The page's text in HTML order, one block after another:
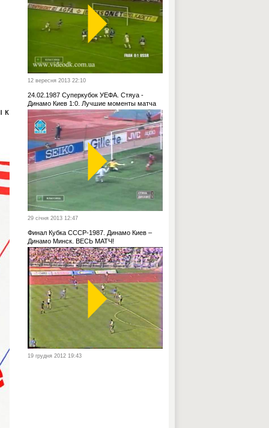
к
12 вересня 2013 22:10
24.02.1987 Суперкубок УЕФА. Стяуа -
Динамо Киев 1:0. Лучшие моменты матча
29 січня 2013 12:47
Финал Кубка СССР-1987. Динамо Киев –
Динамо Минск. ВЕСЬ МАТЧ!
19 грудня 2012 19:43